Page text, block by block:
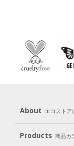
About エコストア
メッセージ
Products 商品カ